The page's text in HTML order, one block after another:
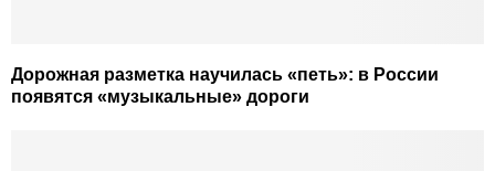
Дорожная разметка научилась «петь»: в России
появятся «музыкальные» дороги